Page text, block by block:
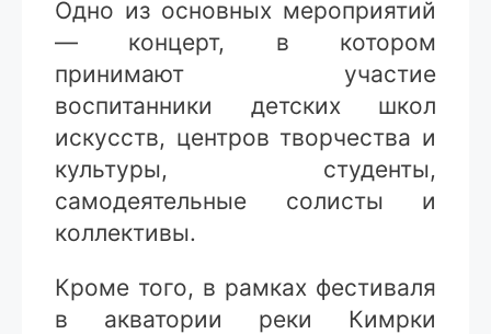
Одно из основных мероприятий
— концерт, в котором
принимают участие
воспитанники детских школ
искусств, центров творчества и
культуры, студенты,
самодеятельные солисты и
коллективы.
Кроме того, в рамках фестиваля
в акватории реки Кимрки